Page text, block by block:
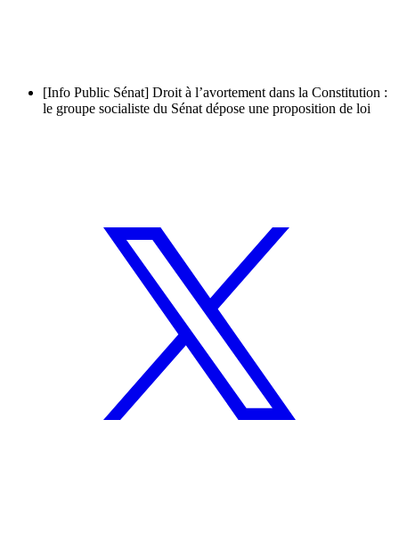
[Info Public Sénat] Droit à l’avortement dans la Constitution :
le groupe socialiste du Sénat dépose une proposition de loi